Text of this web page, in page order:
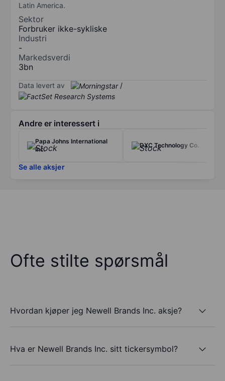
Latin America.
Sektor
Forbruker ikke-sykliske
Industri
-
Markedsverdi
3bn
Data levert av /
Andre er interessert i
Papa Johns International
Inc.
DXC Technology Co.
Se alle aksjer
Ofte stilte spørsmål
Hvordan kjøper jeg Newell Brands Inc. aksje?
Hva er Newell Brands Inc. sitt tickersymbol?